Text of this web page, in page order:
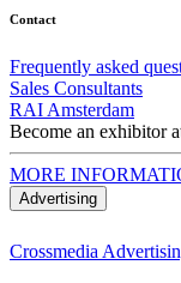
Contact
Frequently asked
Sales Consultants
RAI Amsterdam
Become an exhibitor
MORE
Advertising
Crossmedia